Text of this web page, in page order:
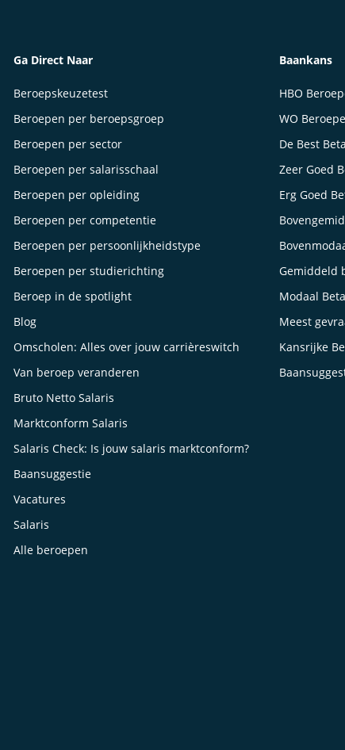
Ga Direct Naar
Beroepskeuzetest
Beroepen per beroepsgroep
Beroepen per sector
Beroepen per salarisschaal
Beroepen per opleiding
Beroepen per competentie
Beroepen per persoonlijkheidstype
Beroepen per studierichting
Beroep in de spotlight
Blog
Omscholen: Alles over jouw carrièreswitch
Van beroep veranderen
Bruto Netto Salaris
Marktconform Salaris
Salaris Check: Is jouw salaris marktconform?
Baansuggestie
Vacatures
Salaris
Alle beroepen
Baankans
HBO
WO
De Best
Zeer Goed
Erg Goed
Gemiddeld
Modaal
Meest
Kansrijke